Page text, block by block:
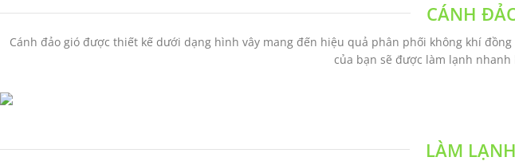
CÁNH
Cánh đảo gió được thiết kế dưới dạng hình vây mang đến hiệu quả phân phối không khí
của bạn sẽ được làm lạnh
LÀM